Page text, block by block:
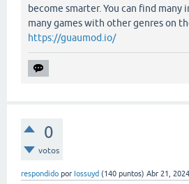
become smarter. You can find many
many games with other genres on
https://guaumod.io/
0
votos
respondido por Iossuyd (140 puntos) Abr 21, 2024